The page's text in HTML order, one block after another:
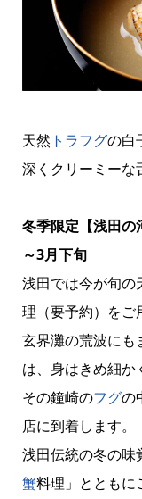
天然 トラフグの白
深くクリーミーな
冬季限定【浅田
～3月下旬​
浅田では今が旬の
理（要予約）をご
玄界灘の荒波にも
は、身はきめ細か
その鐘崎のフグの
店に到着します。
浅田伝統の冬の味
蟹料理」とともに